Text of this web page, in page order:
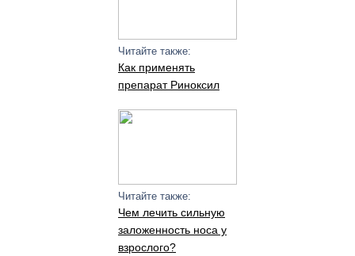
Читайте также:
Как применять
препарат Риноксил
Читайте также:
Чем лечить сильную
заложенность носа у
взрослого?